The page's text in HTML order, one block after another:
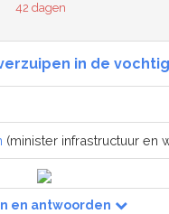
42 dagen
in de
(minister infrastructuur en
en antwoorden